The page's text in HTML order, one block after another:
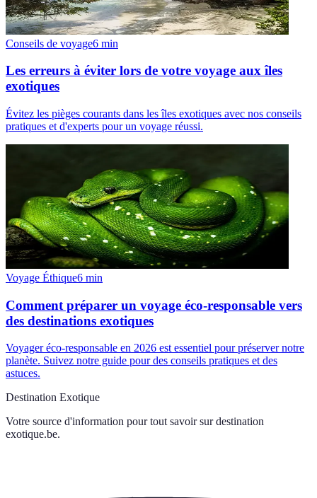
Conseils de voyage6 min
Les erreurs à éviter lors de votre voyage aux îles
exotiques
Évitez les pièges courants dans les îles exotiques avec nos conseils
pratiques et d'experts pour un voyage réussi.
Voyage Éthique6 min
Comment préparer un voyage éco-responsable vers
des destinations exotiques
Voyager éco-responsable en 2026 est essentiel pour préserver notre
planète. Suivez notre guide pour des conseils pratiques et des
astuces.
Destination Exotique
Votre source d'information pour tout savoir sur destination
exotique.be.